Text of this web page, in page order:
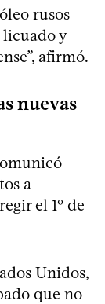
rusos
licuado y
afirmó.
nuevas
a
el 1º de
Unidos,
que no